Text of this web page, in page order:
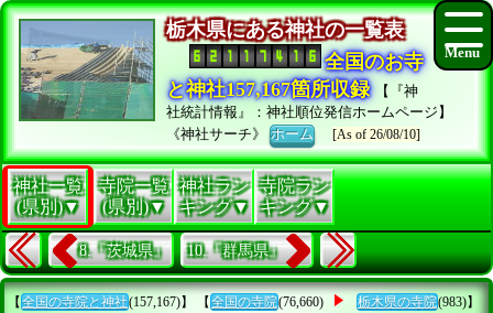
栃木県にある神社の一覧表
全国のお寺
と神社157,167箇所収録
【『神
社統計情報』：神社順位発信ホームページ】
《神社サーチ》ホーム [As of 26/08/10]
神社一覧
(県別)▼
寺院一覧
(県別)▼
神社ラン
キング▼
寺院ラン
キング▼
8.『茨城県』 10.『群馬県』
【 全国の寺院と神社(157,167)】 【 全国の寺院(76,660) 栃木県の寺院(983)】